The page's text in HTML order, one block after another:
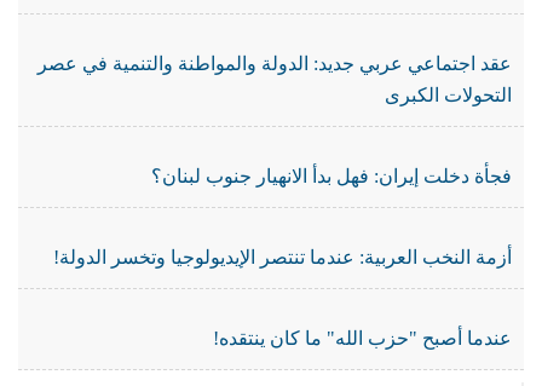
عقد اجتماعي عربي جديد: الدولة والمواطنة والتنمية في عصر
التحولات الكبرى
فجأة دخلت إيران: فهل بدأ الانهيار جنوب لبنان؟
أزمة النخب العربية: عندما تنتصر الإيديولوجيا وتخسر الدولة!
عندما أصبح "حزب الله" ما كان ينتقده!